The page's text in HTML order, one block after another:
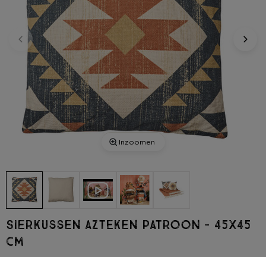
Inzoomen
Sierkussen azteken patroon - 45x45
cm